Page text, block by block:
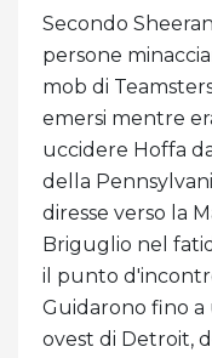
Secondo
persone
mob di
emersi mentre
uccidere Hoffa
della
diresse verso la
Briguglio nel
il punto
Guidarono fino a
ovest di Detroit,